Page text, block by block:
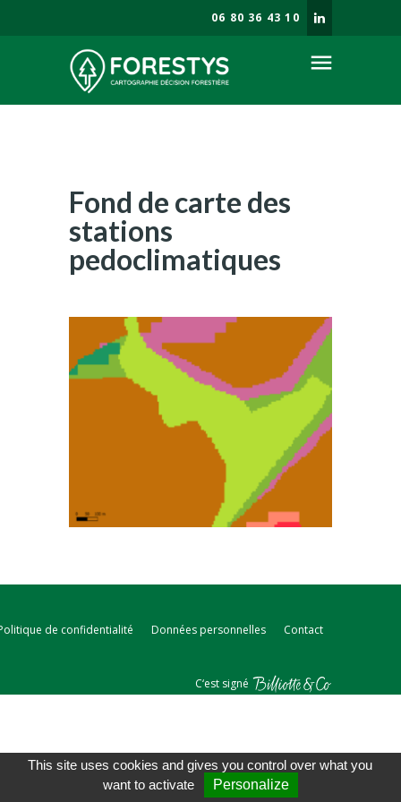
06 80 36 43 10
menu
Société
Prestations
Blog
Fond de carte des
stations
pedoclimatiques
de confidentialité Données personnelles Contact
C‘est signé
This site uses cookies and gives you control over what you
want to activate
Personalize